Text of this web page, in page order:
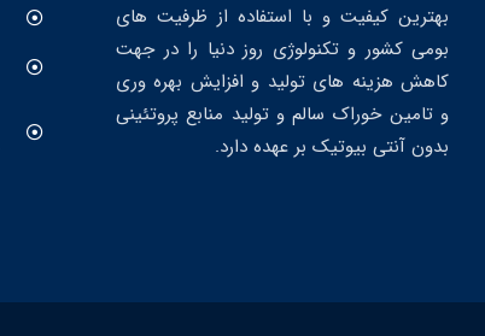
بهترین کیفیت و با استفاده از ظرفیت های
بومی کشور و تکنولوژی روز دنیا را در جهت
کاهش هزینه های تولید و افزایش بهره وری
و تامین خوراک سالم و تولید منابع پروتئینی
بدون آنتی بیوتیک بر عهده دارد.